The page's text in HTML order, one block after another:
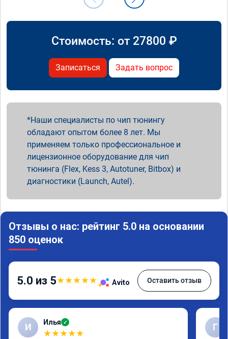
Стоимость: от 27800 ₽
Записаться Задать вопрос
Наши специалисты по чип тюнингу
обладают опытом более 8 лет. Мы
применяем только профессиональное и
лицензионное оборудование для чип
тюнинга (Flex, Kess 3, Autotuner, Bitbox) и
диагностики (Launch, Autel).
Отзывы о нас: рейтинг 5.0 на основании
850 оценок
5.0 из 5★★★★★ Avito Оставить отзыв
И Илья ✓
★★★★★
Г